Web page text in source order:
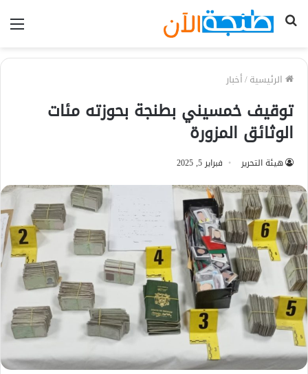
بحث
الرئيسية/أخبار
توقيف خمسيني بطنجة بحوزته مئات
الوثائق المزورة
هيئة التحرير فبراير 5, 2025